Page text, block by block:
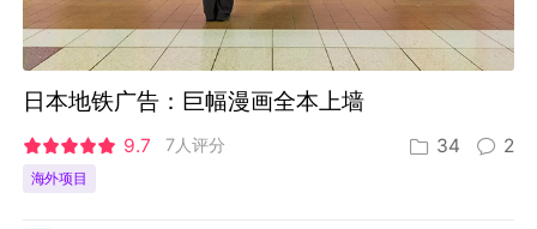
日本地铁广告：巨幅漫画全本上墙
9.7 7人评分 34 2
海外项目